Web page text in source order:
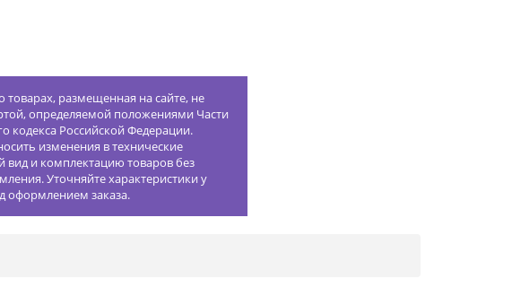
размещенная на сайте, не
определяемой положениями Части
кодекса Российской Федерации.
изменения в технические
вид и комплектацию товаров без
Уточняйте характеристики у
оформлением заказа.